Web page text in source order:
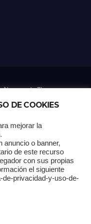
Newsup deThemeansar
Documental Gracias !
Pagina Principal Pago
DE COOKIES
mejorar la
anuncio o banner,
de este recurso
con sus propias
el siguiente
privacidad-y-uso-de-